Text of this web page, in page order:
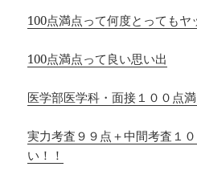
100点満点って何度とってもヤ
100点満点って良い思い出
医学部医学科・面接１００点
実力考査９９点＋中間考査１
い！！